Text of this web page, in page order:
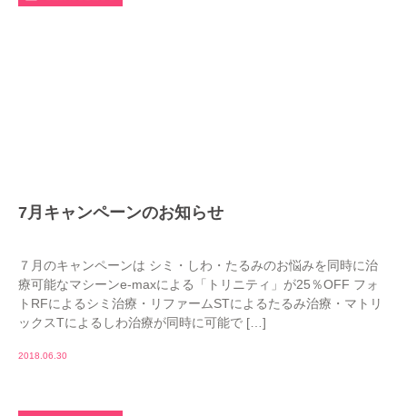
7月キャンペーンのお知らせ
７月のキャンペーンは シミ・しわ・たるみのお悩みを同時に治
療可能なマシーンe-maxによる「トリニティ」が25％OFF フォ
トRFによるシミ治療・リファームSTによるたるみ治療・マトリ
ックスTによるしわ治療が同時に可能で […]
2018.06.30